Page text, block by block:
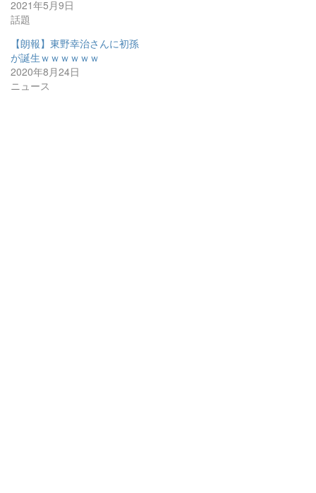
2021年5月9日
話題
【朗報】東野幸治さんに初孫
が誕生ｗｗｗｗｗｗ
2020年8月24日
ニュース